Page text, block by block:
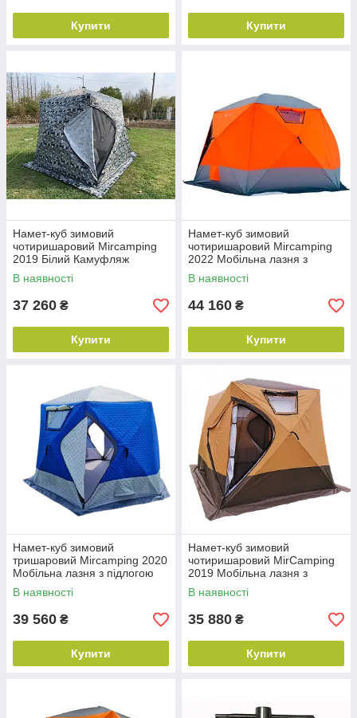
Купити Купити
Намет-куб зимовий
чотиришаровий Mircamping
2019 Білий Камуфляж
Мобільна лазня з підлогою
В наявності
37 260 ₴
Купити
Намет-куб зимовий
чотиришаровий Mircamping
2022 Мобільна лазня з
підлогою 400х400х240см
В наявності
44 160 ₴
Купити
Намет-куб зимовий
тришаровий Mircamping 2020
Мобільна лазня з підлогою
В наявності
39 560 ₴
Купити
Намет-куб зимовий
чотиришаровий MirCamping
2019 Мобільна лазня з
підлогою
В наявності
35 880 ₴
Купити